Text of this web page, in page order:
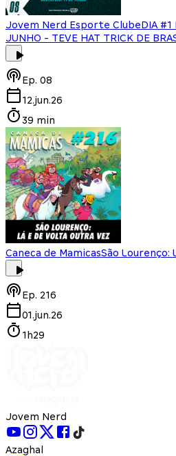
Jovem Nerd Esporte ClubeDIA #1
JUNHO - TEVE HAT TRICK DE
Ep. 08
12.jun.26
39 min
Caneca de MamicasSão Lourenço:
Ep. 216
01.jun.26
1h29
Jovem Nerd
Azaghal